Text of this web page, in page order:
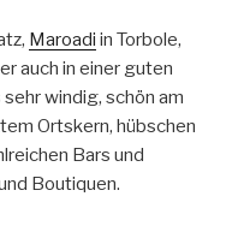
Maroadi in Torbole,
auch in einer guten
windig, schön am
Ortskern, hübschen
Bars und
Boutiquen.